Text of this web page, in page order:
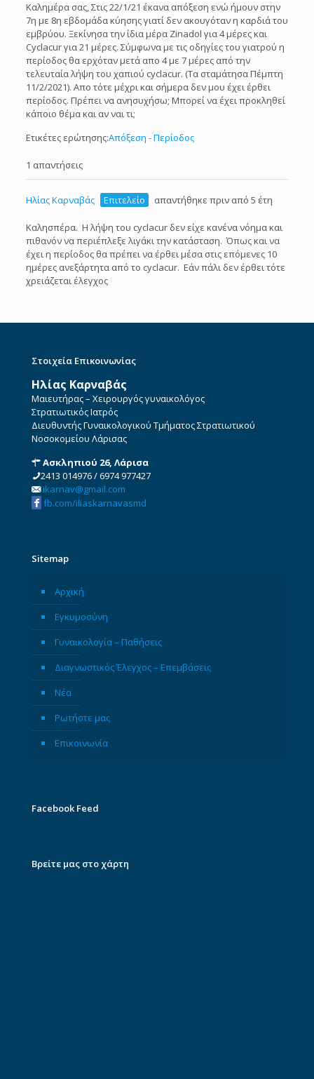
Καλημέρα σας, Στις 22/1/21 έκανα απόξεση ενώ ήμουν στην
7η με 8η εβδομάδα κύησης γιατί δεν ακουγόταν η καρδιά του
εμβρύου. Ξεκίνησα την ίδια μέρα Zinadol για 4 μέρες και
Cyclacur για 21 μέρες. Σύμφωνα με τις οδηγίες του γιατρού η
περίοδος θα ερχόταν μετά απο 4 με 7 μέρες από την
τελευταία λήψη του χαπιού cyclacur. (Τα σταμάτησα Πέμπτη
11/2/2021). Απο τότε μέχρι και σήμερα δεν μου έχει έρθει
περίοδος. Πρέπει να ανησυχήσω; Μπορεί να έχει προκληθεί
κάποιο θέμα και αν ναι τι;
Ετικέτες ερώτησης:Απόξεση - Περίοδος
1 απαντήσεις
Ηλίας Καρναβάς Επιτελείο απαντήθηκε πριν από 5 έτη
Καλησπέρα. Η λήψη του cyclacur δεν είχε κανένα νόημα και
πιθανόν να περιέπλεξε λιγάκι την κατάσταση. Όπως και να
έχει η περίοδος θα πρέπει να έρθει μέσα στις επόμενες 10
ημέρες ανεξάρτητα από το cyclacur. Εάν πάλι δεν έρθει τότε
χρειάζεται έλεγχος
Στοιχεία Επικοινωνίας
Ηλίας Καρναβάς
Μαιευτήρας – Χειρουργός γυναικολόγος
Στρατιωτικός Ιατρός
Διευθυντής Γυναικολογικού Τμήματος Στρατιωτικού
Νοσοκομείου Λάρισας
Ασκληπιού 26, Λάρισα
2413 014976/6974 977427
ikarnav@gmail.com
fb.com/iliaskarnavasmd
Sitemap
Αρχική
Εγκυμοσύνη
Γυναικολογία – Παθήσεις
Διαγνωστικός Έλεγχος – Επεμβάσεις
Νέα
Ρωτήστε μας
Επικοινωνία
Facebook Feed
Βρείτε μας στο χάρτη